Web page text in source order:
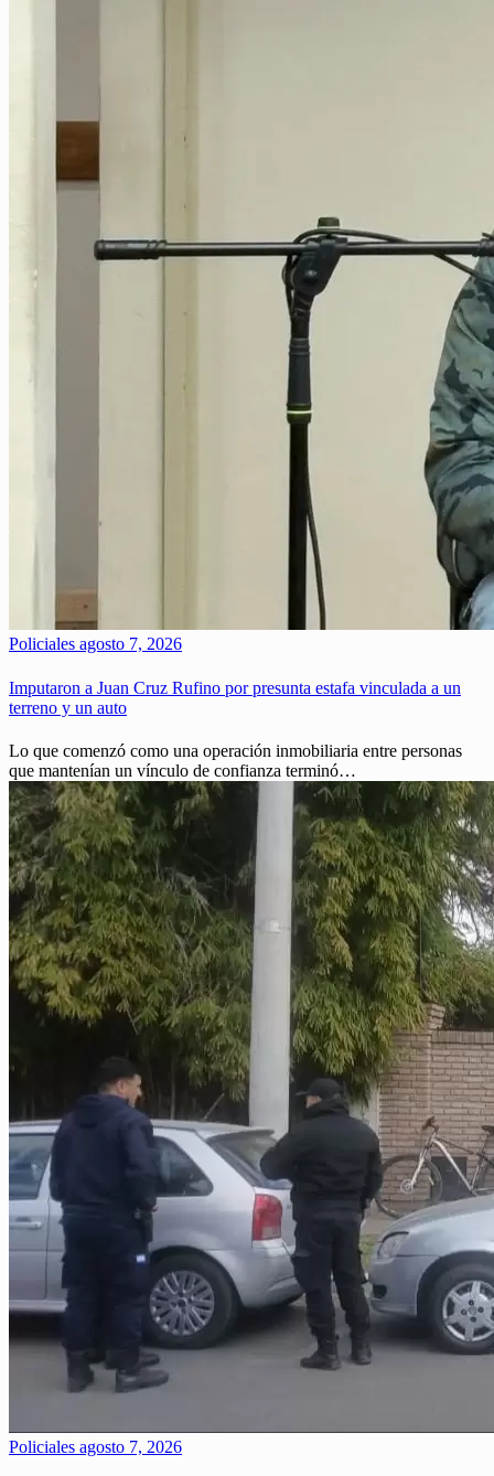
Policiales agosto 7, 2026
Imputaron a Juan Cruz Rufino por presunta estafa vinculada a un
terreno y un auto
Lo que comenzó como una operación inmobiliaria entre personas
que mantenían un vínculo de confianza terminó…
Policiales agosto 7, 2026